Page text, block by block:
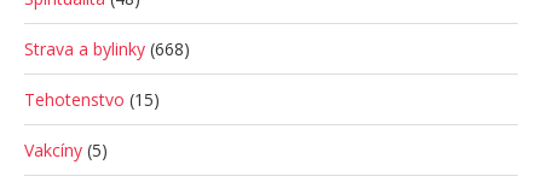
Strava a bylinky (668)
Tehotenstvo (15)
Vakcíny (5)